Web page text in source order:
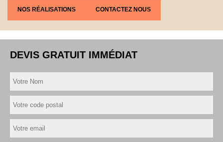
NOS RÉALISATIONS CONTACTEZ NOUS
DEVIS GRATUIT IMMÉDIAT